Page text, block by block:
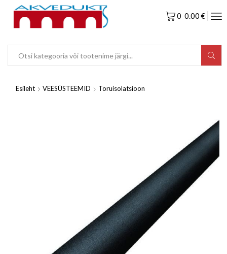
0 0.00€
Esileht VEESÜSTEEMID Toruisolatsioon